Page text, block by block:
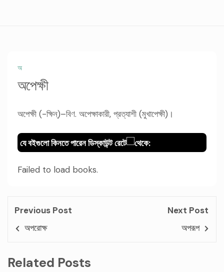
অ
অপেক্ষী
অপেক্ষী (-ক্ষিন্)–বিণ. অপেক্ষাকারী, প্রত্যাশী (মুখাপেক্ষী)।
যে বইগুলো কিনতে পারেন ডিস্কাউন্ট রেটে থেকে:
Failed to load books.
Previous Post
অপরোক্ষ
Next Post
অপরূপ
Related Posts